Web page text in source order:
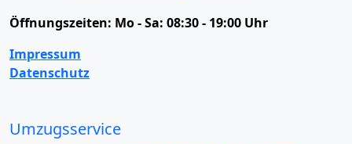
Öffnungszeiten: Mo - Sa: 08:30 - 19:00 Uhr
Impressum
Datenschutz
Umzugsservice